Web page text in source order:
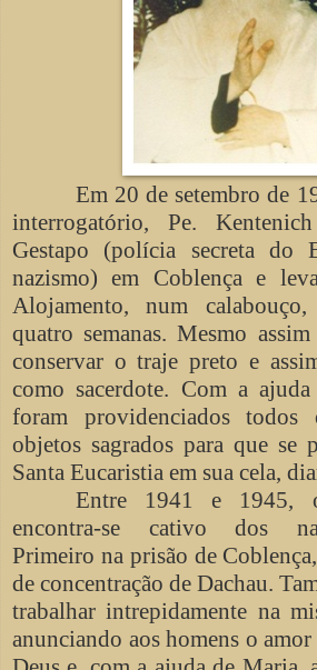
Em 20 de setembro de
interrogatório, Pe.
Gestapo (polícia secreta do
nazismo) em Coblença e
Alojamento, num
quatro semanas. Mesmo
conservar o traje preto e
como sacerdote. Com a
foram providenciados todos
objetos sagrados para que se
Santa Eucaristia em sua cela,
Entre 1941 e 1945,
encontra-se cativo dos
Primeiro na prisão de
de concentração de Dachau.
trabalhar intrepidamente na
anunciando aos homens o